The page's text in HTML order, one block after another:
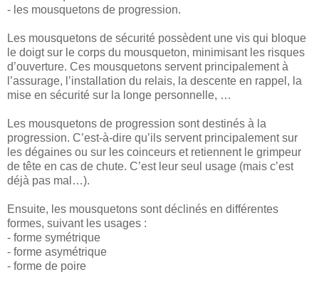
- les mousquetons de progression.
Les mousquetons de sécurité possèdent une vis qui bloque
le doigt sur le corps du mousqueton, minimisant les risques
d’ouverture. Ces mousquetons servent principalement à
l’assurage, l’installation du relais, la descente en rappel, la
mise en sécurité sur la longe personnelle, …
Les mousquetons de progression sont destinés à la
progression. C’est-à-dire qu’ils servent principalement sur
les dégaines ou sur les coinceurs et retiennent le grimpeur
de tête en cas de chute. C’est leur seul usage (mais c’est
déjà pas mal…).
Ensuite, les mousquetons sont déclinés en différentes
formes, suivant les usages :
- forme symétrique
- forme asymétrique
- forme de poire